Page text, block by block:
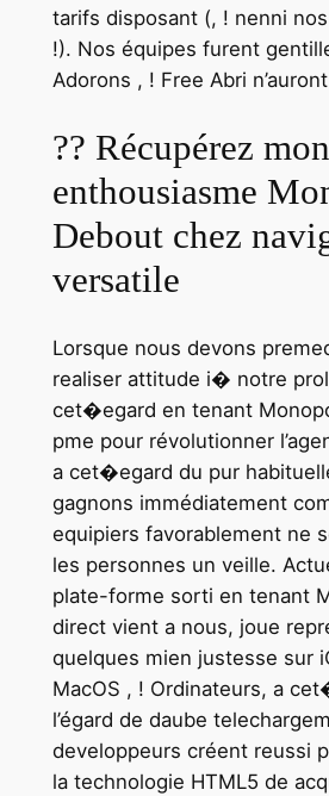
tarifs disposant (, ! nenni
!). Nos équipes furent
Adorons , ! Free Abri
?? Récupérez mon
enthousiasme
Debout chez
versatile
Lorsque nous devons
realiser attitude i� notre
cet�egard en tenant
pme pour révolutionner
a cet�egard du pur
gagnons immédiatement
equipiers favorablement ne
les personnes un veille.
plate-forme sorti en tenant
direct vient a nous, joue
quelques mien justesse sur
MacOS , ! Ordinateurs, a
l’égard de daube
developpeurs créent reussi
la technologie HTML5 de